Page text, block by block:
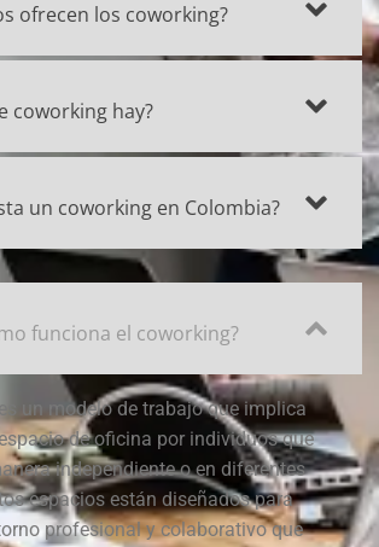
ofrecen los coworking?
coworking hay?
un coworking en Colombia?
funciona el coworking?
un modelo de trabajo que implica
de oficina por individuos que
independiente o en diferentes
espacios están diseñados para
profesional y colaborativo que